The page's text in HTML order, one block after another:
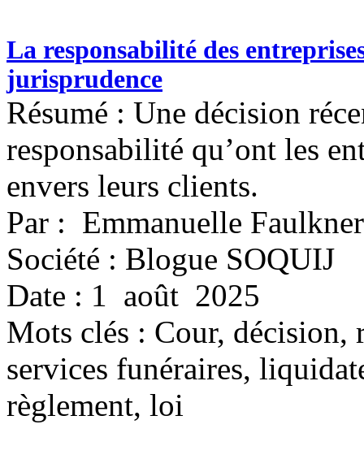
La responsabilité des
jurisprudence
Résumé : Une décision
responsabilité qu’ont les
envers leurs clients.
Par : Emmanuelle Faulkner
Société : Blogue SOQUIJ
Date : 1 août 2025
Mots clés : Cour, décision,
services funéraires,
règlement, loi